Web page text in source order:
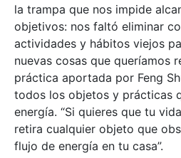
la trampa que nos impide
objetivos: nos faltó eliminar
actividades y hábitos viejos
nuevas cosas que queríamos
práctica aportada por Feng
todos los objetos y prácticas
energía. “Si quieres que tu
retira cualquier objeto que
flujo de energía en tu casa”.